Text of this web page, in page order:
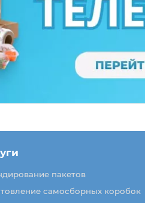
пакетов
самосборных коробок